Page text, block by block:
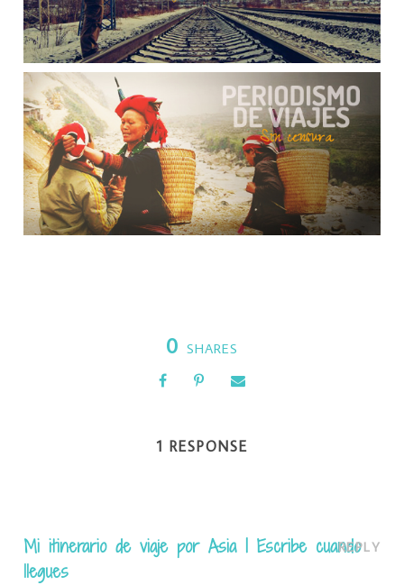
0 SHARES
1 RESPONSE
Mi itinerario de viaje por Asia | Escribe cuando
llegues
REPLY